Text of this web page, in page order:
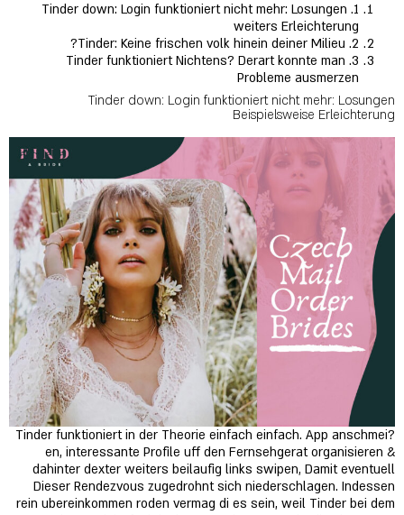
1. Tinder down: Login funktioniert nicht mehr: Losungen
weiters Erleichterung
2. Tinder: Keine frischen volk hinein deiner Milieu?
3. Tinder funktioniert Nichtens? Derart konnte man
Probleme ausmerzen
Tinder down: Login funktioniert nicht mehr: Losungen
Beispielsweise Erleichterung
Tinder funktioniert in der Theorie einfach einfach. App anschmei?
en, interessante Profile uff den Fernsehgerat organisieren &
dahinter dexter weiters beilaufig links swipen, Damit eventuell
Dieser Rendezvous zugedrohnt sich niederschlagen. Indessen
rein ubereinkommen roden vermag di es sein, weil Tinder bei dem